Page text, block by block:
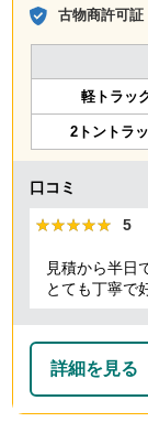
古物商許可証
軽トラッ
2トントラ
口コミ
★★★★★
★★★★★ 5
見積から半日
とても丁寧で
詳細を見る